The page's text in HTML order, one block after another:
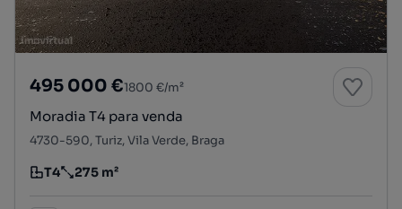
495 000 €1800 €/m²
Moradia T4 para venda
4730-590, Turiz, Vila Verde, Braga
Tipologia
T4
Preço por metro quadrado
275 m²